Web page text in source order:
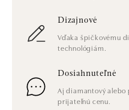
Dizajnové
Vďaka špičkovému
technológiám.
Dosiahnuteľné
Aj diamantový alebo
prijateľnú cenu.